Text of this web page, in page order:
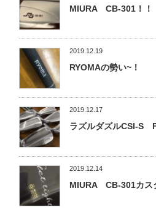
MIURA CB-301！！
2019.12.19
RYOMAの勢い~！
2019.12.17
ラズルダズルCSI-S
2019.12.14
MIURA CB-301カス